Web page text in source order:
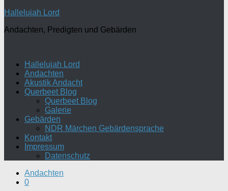
Hallelujah Lord
Andachten, Predigten und Gebärden
Hallelujah Lord
Andachten
Akustik Andacht
Querbeet Blog
Querbeet Blog
Galerie
Gebärden
NDR Märchen Gebärdensprache
Kontakt
Impressum
Datenschutz
Andachten
0